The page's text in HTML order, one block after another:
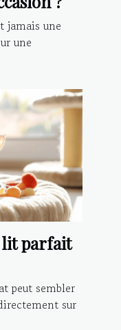
jamais une
une
lit parfait
peut sembler
sur